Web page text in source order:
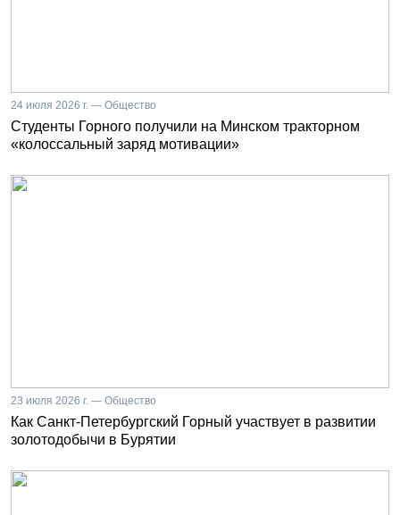
24 июля 2026 г. — Общество
Студенты Горного получили на Минском тракторном
«колоссальный заряд мотивации»
23 июля 2026 г. — Общество
Как Санкт-Петербургский Горный участвует в развитии
золотодобычи в Бурятии